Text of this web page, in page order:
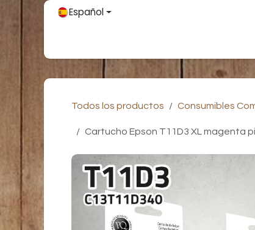
Ir al contenidoEspañol
Todos los productos Consumibles
Cartucho Epson T11D3 XL magenta